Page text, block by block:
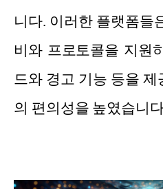
니다. 이러한 플랫폼들
비와 프로토콜을 지원
드와 경고 기능 등을
의 편의성을 높였습니